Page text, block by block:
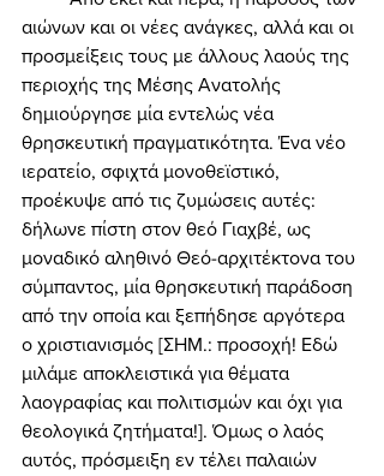
αιώνων και οι νέες ανάγκες, αλλά και οι
προσμείξεις τους με άλλους λαούς της
περιοχής της Μέσης Ανατολής
δημιούργησε μία εντελώς νέα
θρησκευτική πραγματικότητα. Ένα νέο
ιερατείο, σφιχτά μονοθεϊστικό,
προέκυψε από τις ζυμώσεις αυτές:
δήλωνε πίστη στον θεό Γιαχβέ, ως
μοναδικό αληθινό Θεό-αρχιτέκτονα του
σύμπαντος, μία θρησκευτική παράδοση
από την οποία και ξεπήδησε αργότερα
ο χριστιανισμός [ΣΗΜ.: προσοχή! Εδώ
μιλάμε αποκλειστικά για θέματα
λαογραφίας και πολιτισμών και όχι για
θεολογικά ζητήματα!]. Όμως ο λαός
αυτός, πρόσμειξη εν τέλει παλαιών